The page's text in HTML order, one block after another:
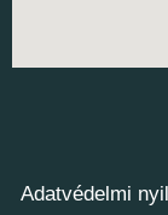
Adatvédelmi